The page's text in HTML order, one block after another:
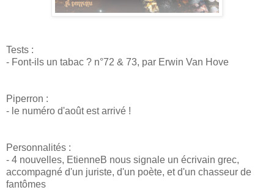
Tests :
- Font-ils un tabac ? n°72 & 73, par Erwin Van Hove
Piperron :
- le numéro d'août est arrivé !
Personnalités :
- 4 nouvelles, EtienneB nous signale un écrivain grec,
accompagné d'un juriste, d'un poète, et d'un chasseur de
fantômes